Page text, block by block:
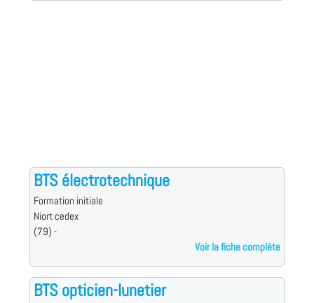
BTS électrotechnique
Formation initiale
Niort cedex
(79) -
Voir la fiche complète
BTS opticien-lunetier